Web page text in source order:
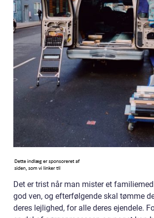
Det er trist når man mister et
god ven, og efterfølgende skal tømme
deres lejlighed, for alle deres ejendele.